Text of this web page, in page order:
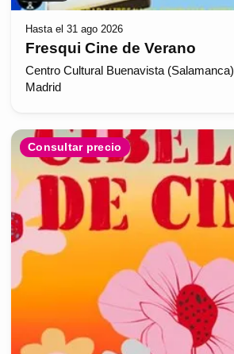
Hasta el 31 ago 2026
Fresqui Cine de Verano
Centro Cultural Buenavista (Salamanca)
Madrid
Consultar precio